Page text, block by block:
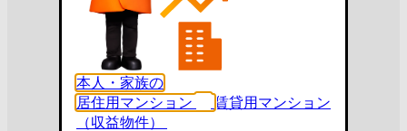
本人・家族の
居住用マンション
賃貸用マンション
（収益物件）